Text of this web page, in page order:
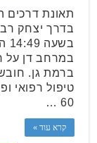
תאונת דרכים
בדרך יצחק
במרחב דן על
ברמת גן.
טיפול רפואי
60 …
קרא עוד »